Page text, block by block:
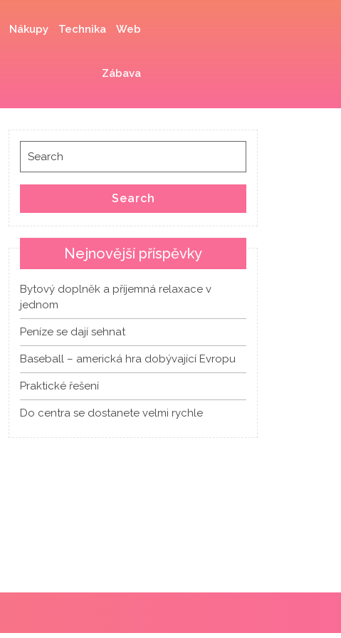
Nákupy Technika Web
Zábava
for:
Search
Nejnovější příspěvky
Bytový doplněk a příjemná relaxace v
jednom
Peníze se dají sehnat
Baseball – americká hra dobývající Evropu
Praktické řešení
Do centra se dostanete velmi rychle